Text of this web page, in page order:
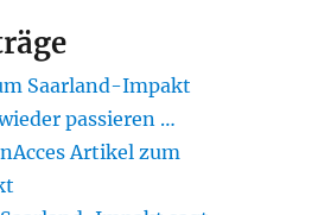
Saarland-Impakt
passieren …
Artikel zum